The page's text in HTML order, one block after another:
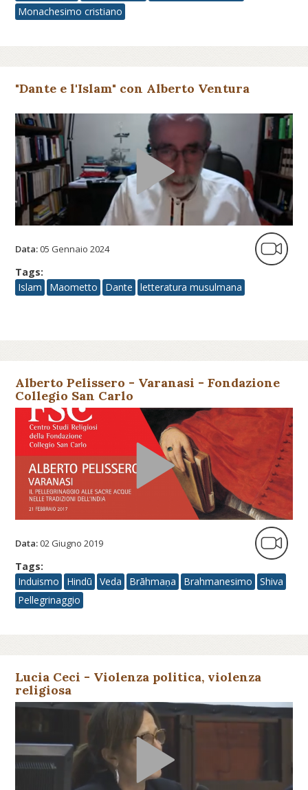
Monachesimo cristiano
"Dante e l'Islam" con Alberto Ventura
Data:05 Gennaio 2024
Tags:
Islam
Maometto Dante letteratura musulmana
Alberto Pelissero - Varanasi - Fondazione
Collegio San Carlo
Data:02 Giugno 2019
Tags:
Induismo
Hindū Veda Brāhmaṇa Brahmanesimo
Shiva
Pellegrinaggio
Lucia Ceci - Violenza politica, violenza
religiosa